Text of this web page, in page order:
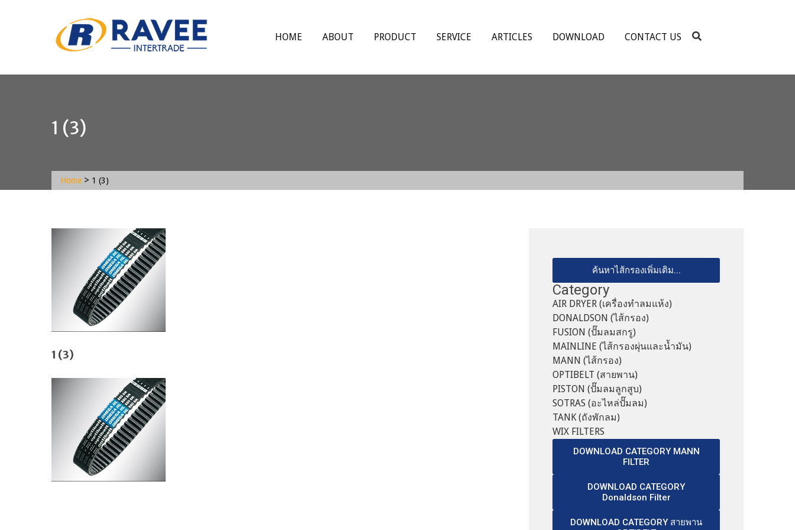
HOME ABOUT PRODUCT SERVICE ARTICLES DOWNLOAD CONTACT US
1 (3)
Home > 1 (3)
1 (3)
ค้นหาไส้กรองเพิ่มเติม...
Category
AIR DRYER (เครื่องทำลมแห้ง)
DONALDSON (ไส้กรอง)
FUSION (ปั๊มลมสกรู)
MAINLINE (ไส้กรองผุ่นและน้ำมัน)
MANN (ไส้กรอง)
OPTIBELT (สายพาน)
PISTON (ปั๊มลมลูกสูบ)
SOTRAS (อะไหล่ปั๊มลม)
TANK (ถังพักลม)
WIX FILTERS
DOWNLOAD CATEGORY MANN
FILTER
DOWNLOAD CATEGORY
Donaldson Filter
DOWNLOAD CATEGORY สายพาน